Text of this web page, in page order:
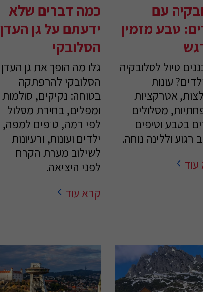
עם
טבע מזמין
טיול לסלובקיה
עונות
אטרקציות
מסלולים
בטבע וטיפים
רגוע וללינה נוחה.
כמה דברים שלא
ידעתם על גן העדן
הסלובקי
גלו מה הופך את גן העדן
הסלובקי להרפתקה
בטוחה: נקיקים, סולמות
ומפלים, בחירת מסלול
לפי רמה, טיפים למפה,
ילדים ועונות, ורעיונות
לשילוב מערת הקרח
לפני היציאה.
קרא עוד